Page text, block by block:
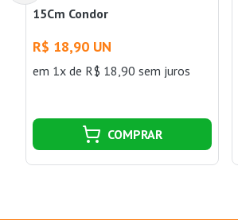
15Cm Condor
R$ 18,90 UN
em 1x de R$ 18,90 sem juros
COMPRAR